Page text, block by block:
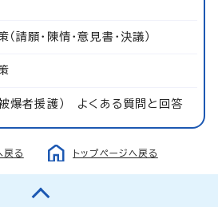
請願・陳情・意見書・決議）
被爆者援護） よくある質問と回答
戻る トップページへ戻る